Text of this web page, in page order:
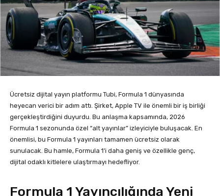
Ücretsiz dijital yayın platformu Tubi, Formula 1 dünyasında
heyecan verici bir adım attı. Şirket, Apple TV ile önemli bir iş birliği
gerçekleştirdiğini duyurdu. Bu anlaşma kapsamında, 2026
Formula 1 sezonunda özel “alt yayınlar” izleyiciyle buluşacak. En
önemlisi, bu Formula 1 yayınları tamamen ücretsiz olarak
sunulacak. Bu hamle, Formula 1’i daha geniş ve özellikle genç,
dijital odaklı kitlelere ulaştırmayı hedefliyor.
Formula 1 Yayıncılığında Yeni